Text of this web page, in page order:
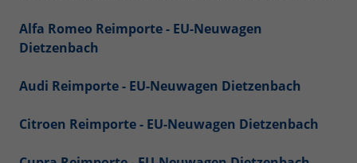
Alfa Romeo Reimporte - EU-Neuwagen
Dietzenbach
Audi Reimporte - EU-Neuwagen Dietzenbach
Citroen Reimporte - EU-Neuwagen Dietzenbach